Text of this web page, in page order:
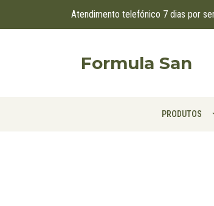
Atendimento telefónico 7 dias por
Formula San
PRODUTOS